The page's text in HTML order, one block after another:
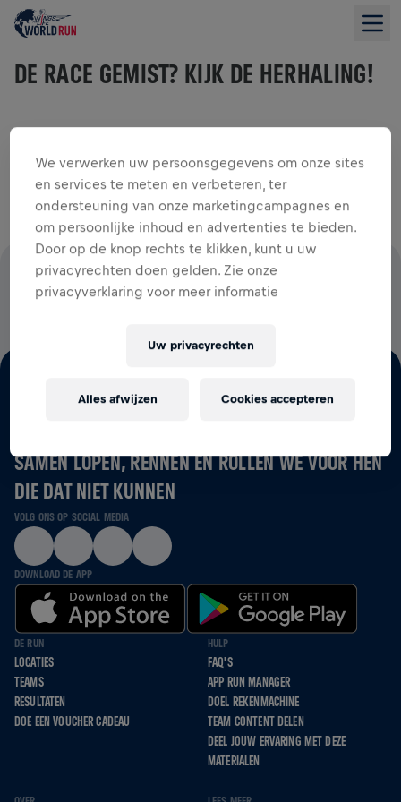
DE RACE GEMIST? KIJK DE HERHALING!
Bekijk de volledige live stream van 2026 en herbeleef alle
actie van begin tot eind.
100% VAN HET INSCHRIJFGELD IS VOOR ONDERZOEK
NAAR RUGGENMERGLETSEL
SAMEN LOPEN, RENNEN EN ROLLEN WE VOOR HEN
DIE DAT NIET KUNNEN
VOLG ONS OP SOCIAL MEDIA
DOWNLOAD DE APP
DE RUN
LOCATIES
TEAMS
RESULTATEN
DOE EEN VOUCHER CADEAU
HULP
FAQ'S
APP RUN MANAGER
DOEL REKENMACHINE
TEAM CONTENT DELEN
DEEL JOUW ERVARING MET DEZE
MATERIALEN
We verwerken uw persoonsgegevens om onze sites
en services te meten en verbeteren, ter
ondersteuning van onze marketingcampagnes en
om persoonlijke inhoud en advertenties te bieden.
Door op de knop rechts te klikken, kunt u uw
privacyrechten doen gelden. Zie onze
privacyverklaring voor meer informatie
Uw privacyrechten
Alles afwijzen Cookies accepteren